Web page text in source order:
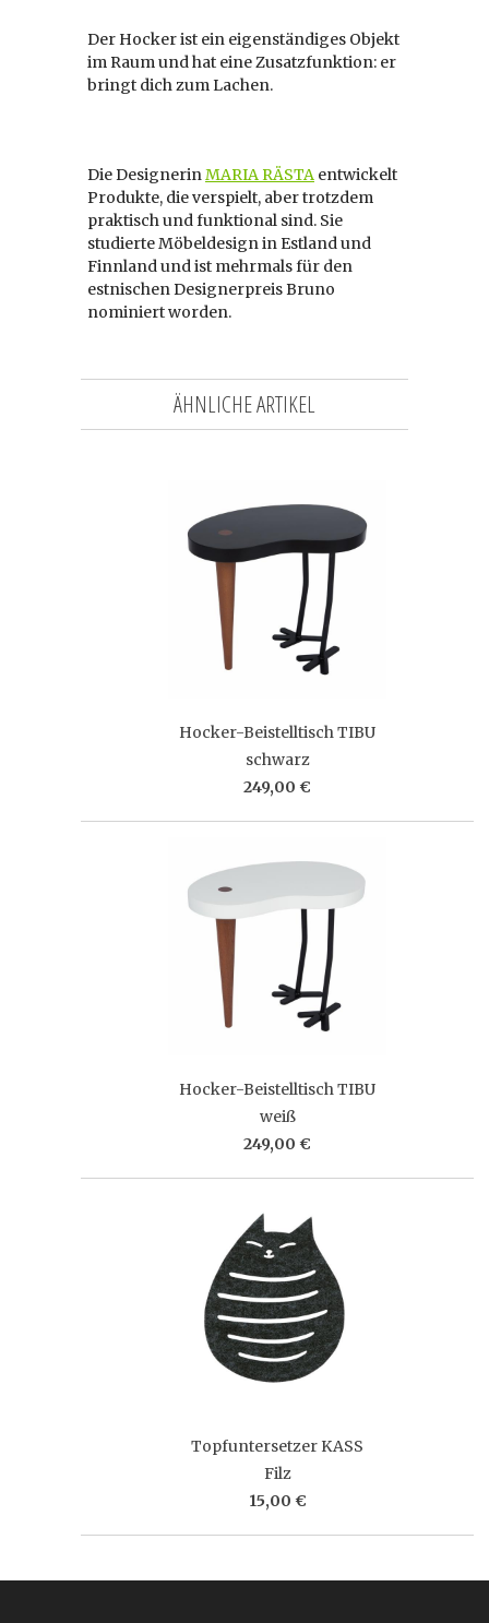
Der Hocker ist ein eigenständiges Objekt
im Raum und hat eine Zusatzfunktion: er
bringt dich zum Lachen.
Die DesignerinMARIA RÄSTA entwickelt
Produkte, die verspielt, aber trotzdem
praktisch und funktional sind. Sie
studierte Möbeldesign in Estland und
Finnland und ist mehrmals für den
estnischen Designerpreis Bruno
nominiert worden.
ÄHNLICHE ARTIKEL
Hocker-Beistelltisch TIBU
schwarz
249,00 €
Hocker-Beistelltisch TIBU
weiß
249,00 €
Topfuntersetzer KASS
Filz
15,00 €